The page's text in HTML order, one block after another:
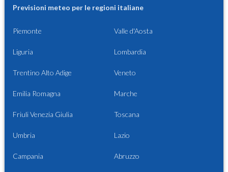
Previsioni meteo per le regioni italiane
Piemonte Valle d'Aosta
Liguria Lombardia
Trentino Alto Adige Veneto
Emilia Romagna Marche
Friuli Venezia Giulia Toscana
Umbria Lazio
Campania Abruzzo